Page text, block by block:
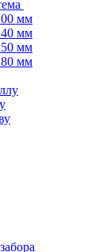
мм
мм
мм
мм